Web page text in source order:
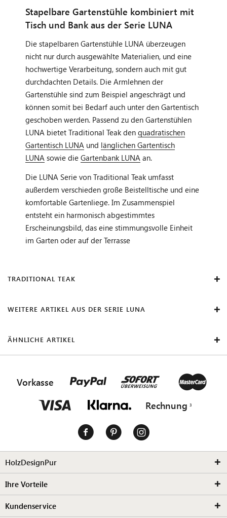
Stapelbare Gartenstühle kombiniert mit
Tisch und Bank aus der Serie LUNA
Die stapelbaren Gartenstühle LUNA überzeugen
nicht nur durch ausgewählte Materialien, und eine
hochwertige Verarbeitung, sondern auch mit gut
durchdachten Details. Die Armlehnen der
Gartenstühle sind zum Beispiel angeschrägt und
können somit bei Bedarf auch unter den Gartentisch
geschoben werden. Passend zu den Gartenstühlen
LUNA bietet Traditional Teak den quadratischen
Gartentisch LUNA und länglichen Gartentisch
LUNA sowie die Gartenbank LUNA an.
Die LUNA Serie von Traditional Teak umfasst
außerdem verschieden große Beistelltische und eine
komfortable Gartenliege. Im Zusammenspiel
entsteht ein harmonisch abgestimmtes
Erscheinungsbild, das eine stimmungsvolle Einheit
im Garten oder auf der Terrasse
TRADITIONAL TEAK
WEITERE ARTIKEL AUS DER SERIE LUNA
ÄHNLICHE ARTIKEL
Vorkasse
Rechnung
HolzDesignPur
Ihre Vorteile
Kundenservice